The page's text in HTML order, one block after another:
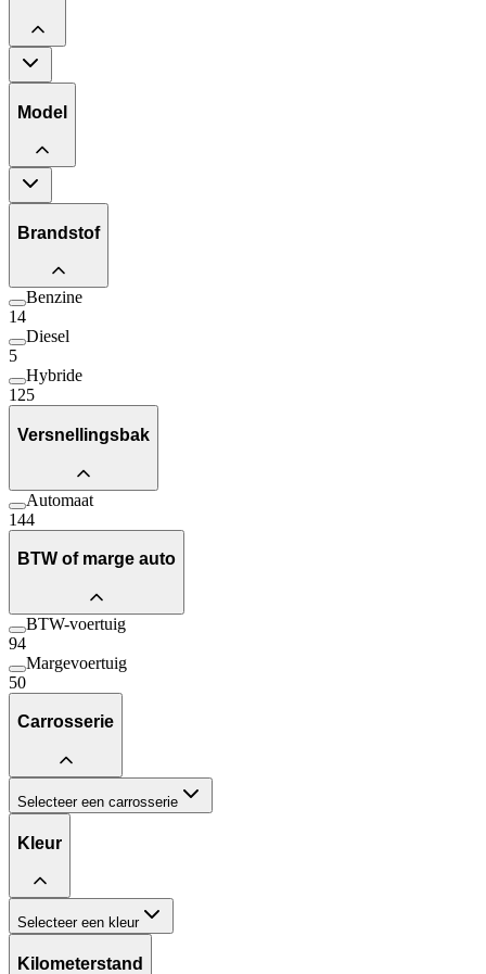
Model
Brandstof
Benzine
14
Diesel
5
Hybride
125
Versnellingsbak
Automaat
144
BTW of marge auto
BTW-voertuig
94
Margevoertuig
50
Carrosserie
Selecteer een carrosserie
Kleur
Selecteer een kleur
Kilometerstand